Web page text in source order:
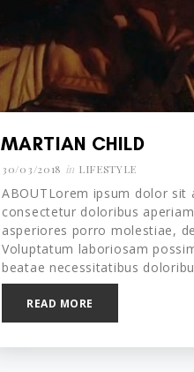
MARTIAN CHILD
30/03/2018 in LIFESTYLE
ABOUTLorem ipsum dolor
consectetur doloribus
asperiores porro molestiae,
Voluptatum laboriosam
beatae necessitatibus
READ MORE